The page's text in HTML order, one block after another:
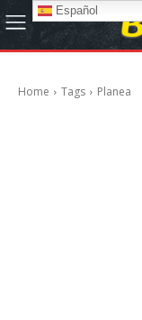
Home Tags Planea
Español